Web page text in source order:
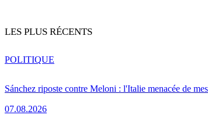
LES PLUS RÉCENTS
Sánchez riposte contre Meloni : l'Italie menacée de
07.08.2026
POLITIQUE